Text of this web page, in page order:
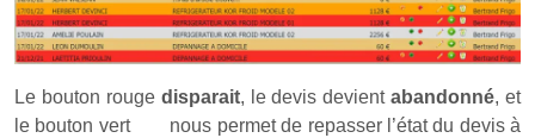
Le bouton rouge disparait, le devis devientabandonné, et
le bouton vert
nous permet de repasser l’état du devis à